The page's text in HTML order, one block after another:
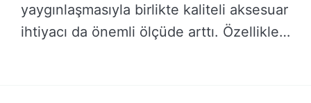
yaygınlaşmasıyla birlikte kaliteli aksesuar
ihtiyacı da önemli ölçüde arttı. Özellikle